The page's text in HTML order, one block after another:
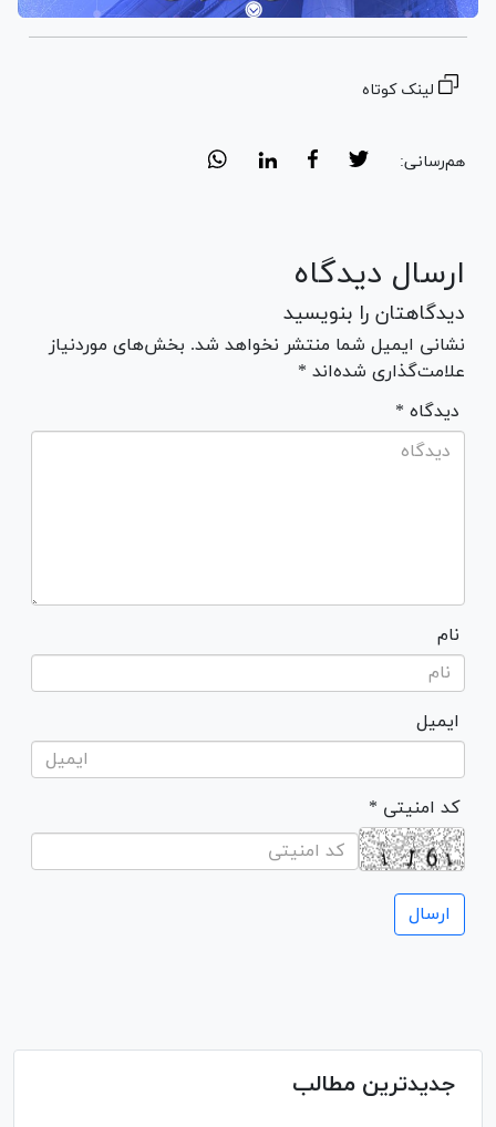
لینک کوتاه
هم‌رسانی:
ارسال دیدگاه
دیدگاهتان را بنویسید
نشانی ایمیل شما منتشر نخواهد شد. بخش‌های موردنیاز
علامت‌گذاری شده‌اند *
* دیدگاه
نام
ایمیل
* کد امنیتی
جدیدترین مطالب